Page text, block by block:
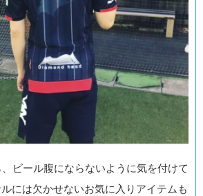
、ビール腹にならないように気を付けて
には欠かせないお気に入りアイテムも